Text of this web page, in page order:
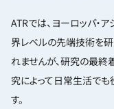
ATRでは、ヨーロッパ・
界レベルの先端技術を研
れませんが、研究の最
究によって日常生活で
す。